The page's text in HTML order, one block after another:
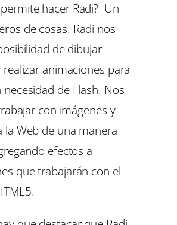
hacer Radi? Un
de cosas. Radi nos
de dibujar
animaciones para
necesidad de Flash. Nos
con imágenes y
la Web de una manera
efectos a
que trabajarán con el